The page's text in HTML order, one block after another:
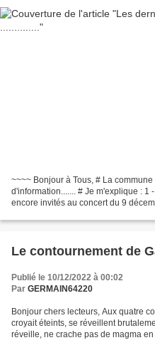
~~~~ Bonjour à Tous, # La
d'information....... # Je m'explique : 1
encore invités au concert du 9
Le contournement de
Publié le 10/12/2022 à 00:02
Par GERMAIN64220
Bonjour chers lecteurs, Aux quatre
croyait éteints, se réveillent
réveille, ne crache pas de magma